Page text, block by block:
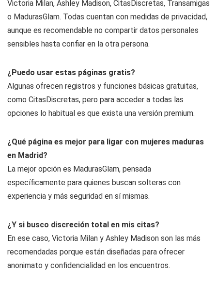
Victoria Milan, Ashley Madison, CitasDiscretas, Transamigas
o MadurasGlam. Todas cuentan con medidas de privacidad,
aunque es recomendable no compartir datos personales
sensibles hasta confiar en la otra persona.
¿Puedo usar estas páginas gratis?
Algunas ofrecen registros y funciones básicas gratuitas,
como CitasDiscretas, pero para acceder a todas las
opciones lo habitual es que exista una versión premium.
¿Qué página es mejor para ligar con mujeres maduras
en Madrid?
La mejor opción es MadurasGlam, pensada
específicamente para quienes buscan solteras con
experiencia y más seguridad en sí mismas.
¿Y si busco discreción total en mis citas?
En ese caso, Victoria Milan y Ashley Madison son las más
recomendadas porque están diseñadas para ofrecer
anonimato y confidencialidad en los encuentros.